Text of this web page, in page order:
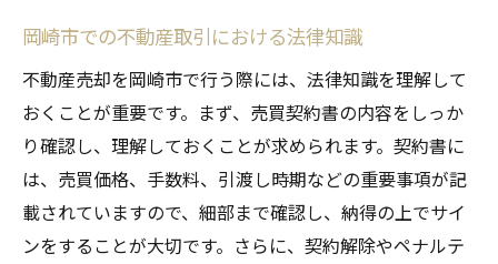
岡崎市での不動産取引における法律知識
不動産売却を岡崎市で行う際には、法律知識を理解して
おくことが重要です。まず、売買契約書の内容をしっか
り確認し、理解しておくことが求められます。契約書に
は、売買価格、手数料、引渡し時期などの重要事項が記
載されていますので、細部まで確認し、納得の上でサイ
ンをすることが大切です。さらに、契約解除やペナルテ